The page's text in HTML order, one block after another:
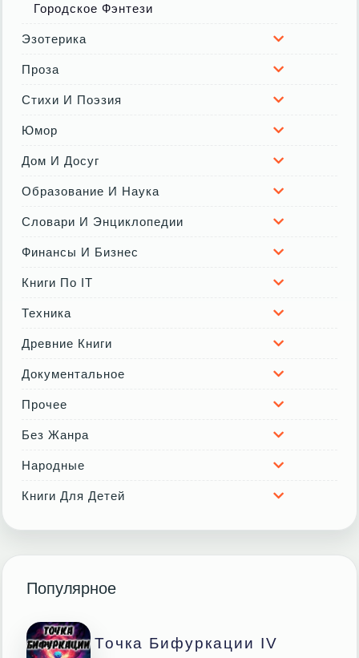
Городское Фэнтези
Эзотерика
Проза
Стихи И Поэзия
Юмор
Дом И Досуг
Образование И Наука
Словари И Энциклопедии
Финансы И Бизнес
Книги По IT
Техника
Древние Книги
Документальное
Прочее
Без Жанра
Народные
Книги Для Детей
Популярное
Точка Бифуркации IV